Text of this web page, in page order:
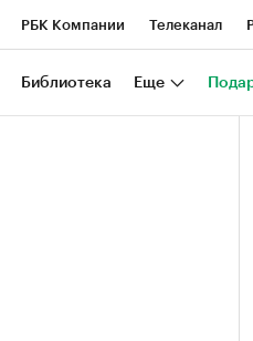
РБК Компании Телеканал
Национальные проекты Город
Библиотека Еще